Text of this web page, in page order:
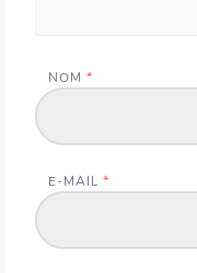
NOM *
E-MAIL *